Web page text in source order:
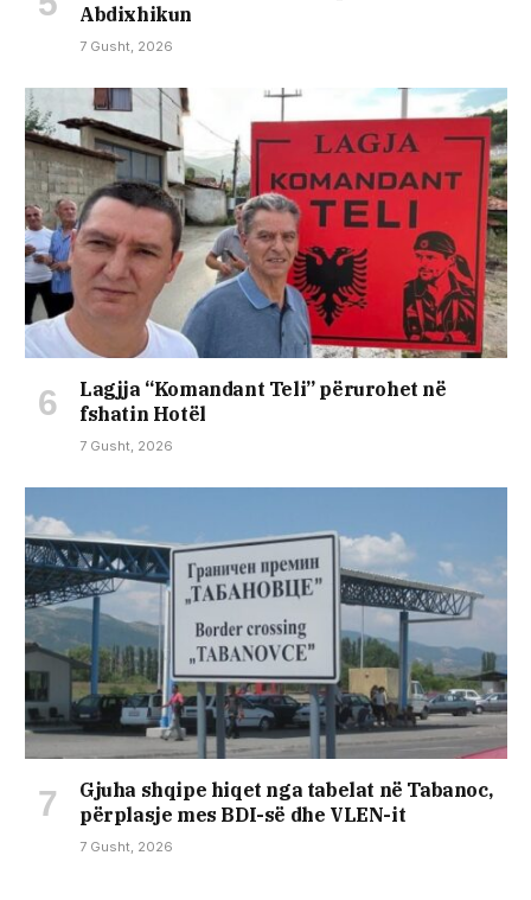
Abdixhikun
7 Gusht, 2026
Lagjja “Komandant Teli” përurohet në
fshatin Hotël
7 Gusht, 2026
Gjuha shqipe hiqet nga tabelat në Tabanoc,
përplasje mes BDI-së dhe VLEN-it
7 Gusht, 2026